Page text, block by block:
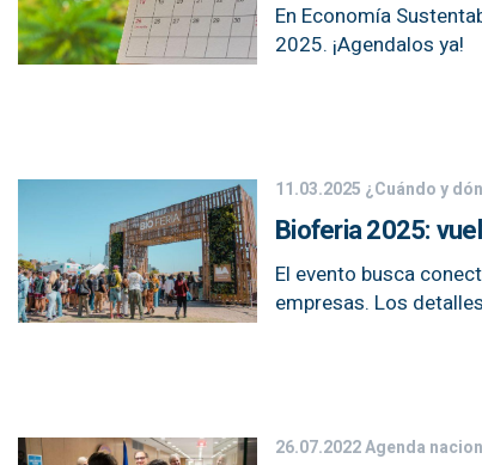
En Economía
2025. ¡Agendalos ya!
11.03.2025 ¿Cuándo y
Bioferia 2025:
El evento busca
empresas. Los
26.07.2022Agenda